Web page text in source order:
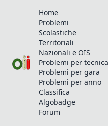
Home
Problemi
Scolastiche
Territoriali
Nazionali e OIS
Problemi per tecnica
Problemi per gara
Problemi per anno
Classifica
Algobadge
Forum